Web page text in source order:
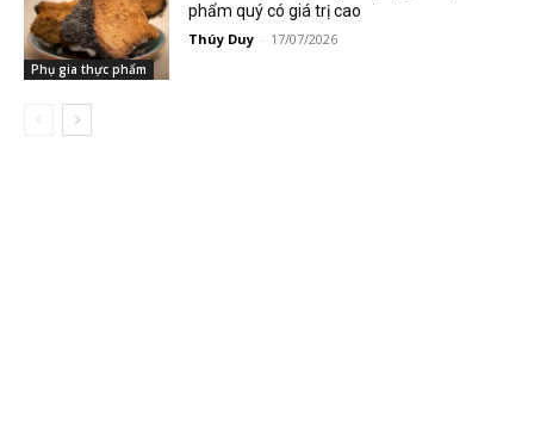
Phụ gia thực phẩm
phẩm quý có giá trị cao
Thúy Duy - 17/07/2026